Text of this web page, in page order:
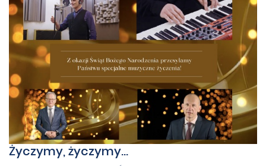
Życzymy, życzymy…